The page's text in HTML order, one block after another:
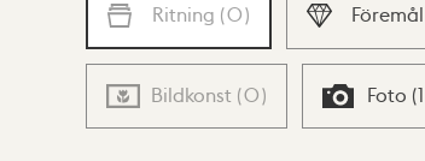
Ritning (0) Föremål
Bildkonst (0) Foto (1